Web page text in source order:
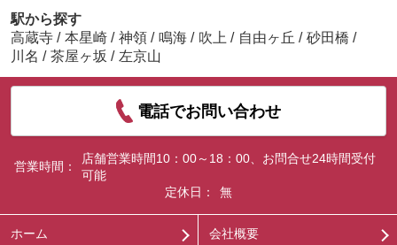
駅から探す
高蔵寺 / 本星崎 / 神領 / 鳴海 / 吹上 / 自由ヶ丘 / 砂田橋 /
川名 / 茶屋ヶ坂 / 左京山
電話でお問い合わせ
営業時間：
店舗営業時間10：00～18：00、お問合せ24時間受付
可能
定休日：
無
ホーム 会社概要